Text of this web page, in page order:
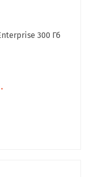
300 Гб